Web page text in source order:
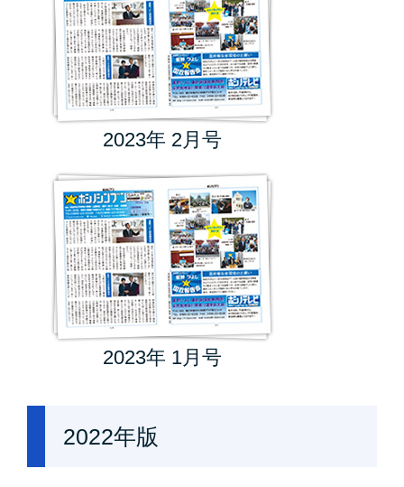
2023年 2月号
2023年 1月号
2022年版